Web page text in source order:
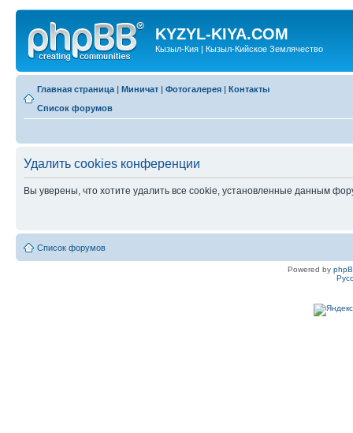
KYZYL-KIYA.COM
Кызыл-Кия | Кызыл-Кийское Землячество
Главная страница | Миничат | Фотогалерея | Контакты
Список форумов
Удалить cookies конференции
Вы уверены, что хотите удалить все cookie, установленные данным
Список форумов
Powered by